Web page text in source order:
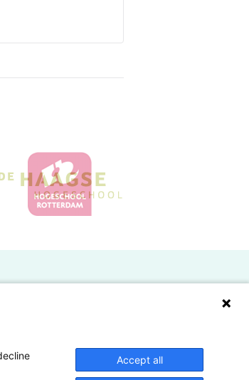
en onderzoekers
Accept all